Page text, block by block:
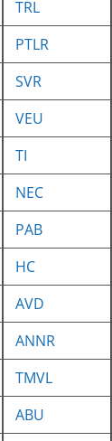
TRL
PTLR
SVR
VEU
TI
NEC
PAB
HC
AVD
ANNR
TMVL
ABU